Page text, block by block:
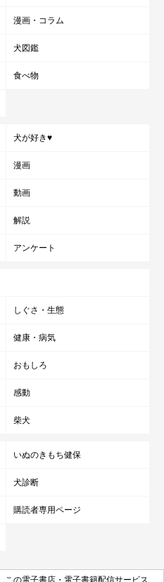
漫画・コラム
犬図鑑
食べ物
犬が好き♥
漫画
動画
解説
アンケート
しぐさ・生態
健康・病気
おもしろ
感動
柴犬
いぬのきもち健保
犬診断
購読者専用ページ
この電子書店・電子書籍配信サービス